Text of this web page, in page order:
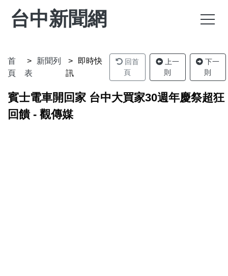
台中新聞網
首
頁
新聞列
表
即時快
訊
回首
頁
上一
則
下一
則
賓士電車開回家 台中大買家30週年慶祭超狂
回饋 - 觀傳媒